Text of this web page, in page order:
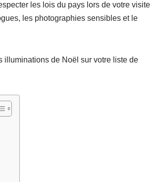
les lois du pays lors de votre visite
les photographies sensibles et le
illuminations de Noël sur votre liste de